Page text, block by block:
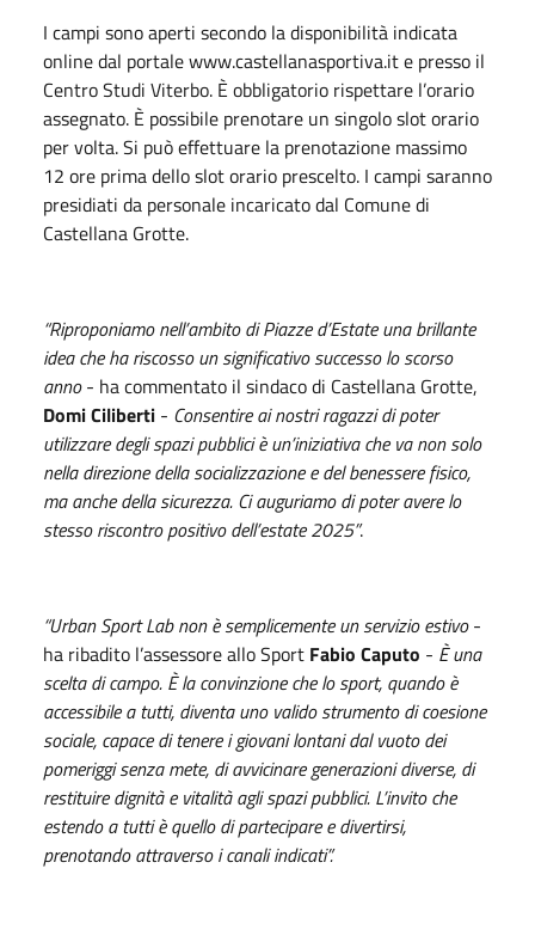
I campi sono aperti secondo la disponibilità indicata
online dal portale www.castellanasportiva.it e presso il
Centro Studi Viterbo. È obbligatorio rispettare l’orario
assegnato. È possibile prenotare un singolo slot orario
per volta. Si può effettuare la prenotazione massimo
12 ore prima dello slot orario prescelto. I campi saranno
presidiati da personale incaricato dal Comune di
Castellana Grotte.
“Riproponiamo nell’ambito di Piazze d’Estate una brillante
idea che ha riscosso un significativo successo lo scorso
anno- ha commentato il sindaco di Castellana Grotte,
Domi Ciliberti - Consentire ai nostri ragazzi di poter
utilizzare degli spazi pubblici è un’iniziativa che va non solo
nella direzione della socializzazione e del benessere fisico,
ma anche della sicurezza. Ci auguriamo di poter avere lo
stesso riscontro positivo dell’estate 2025”.
“Urban Sport Lab non è semplicemente un servizio estivo-
ha ribadito l’assessore allo Sport Fabio Caputo - È una
scelta di campo. È la convinzione che lo sport, quando è
accessibile a tutti, diventa uno valido strumento di coesione
sociale, capace di tenere i giovani lontani dal vuoto dei
pomeriggi senza mete, di avvicinare generazioni diverse, di
restituire dignità e vitalità agli spazi pubblici. L’invito che
estendo a tutti è quello di partecipare e divertirsi,
prenotando attraverso i canali indicati”.